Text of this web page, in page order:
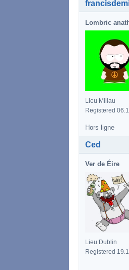
Lombric
Lieu Millau
Registered
Hors ligne
Ced
Ver de Éire
Lieu Dublin
Registered